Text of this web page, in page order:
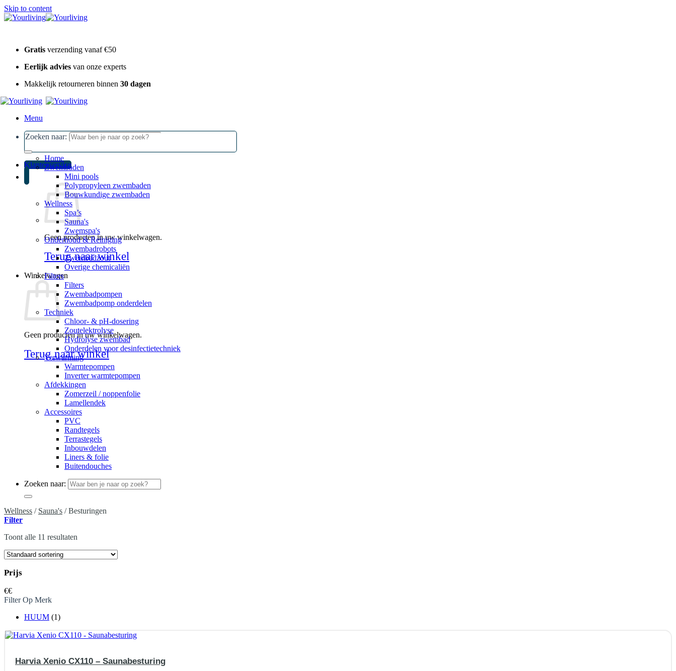
Skip to content
Gratis verzending vanaf €50
Eerlijk advies van onze experts
Makkelijk retourneren binnen 30 dagen
Menu
Zoeken naar:
Klantenservice
Geen producten in uw winkelwagen.
Terug naar winkel
Winkelwagen
Geen producten in uw winkelwagen.
Terug naar winkel
Home
Zwembaden
Mini pools
Polypropyleen zwembaden
Bouwkundige zwembaden
Wellness
Spa’s
Sauna's
Zwemspa's
Onderhoud & Reiniging
Zwembadrobots
Zwembadzout
Overige chemicaliën
Filters
Filters
Zwembadpompen
Zwembadpomp onderdelen
Techniek
Chloor- & pH-dosering
Zoutelektrolyse
Hydrolyse zwembad
Onderdelen voor desinfectietechniek
Verwarming
Warmtepompen
Inverter warmtepompen
Afdekkingen
Zomerzeil / noppenfolie
Lamellendek
Accessoires
PVC
Randtegels
Terrastegels
Inbouwdelen
Liners & folie
Buitendouches
Zoeken naar:
Wellness / Sauna's /Besturingen
Filter
Toont alle 11 resultaten
Prijs
€€
Filter Op Merk
HUUM (1)
Harvia Xenio CX110 – Saunabesturing